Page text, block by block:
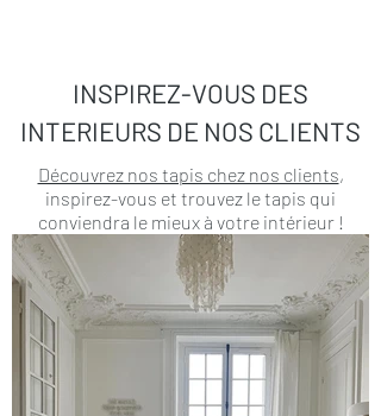
INSPIREZ-VOUS DES
INTERIEURS DE NOS CLIENTS
Découvrez nos tapis chez nos clients,
inspirez-vous et trouvez le tapis qui
conviendra le mieux à votre intérieur !